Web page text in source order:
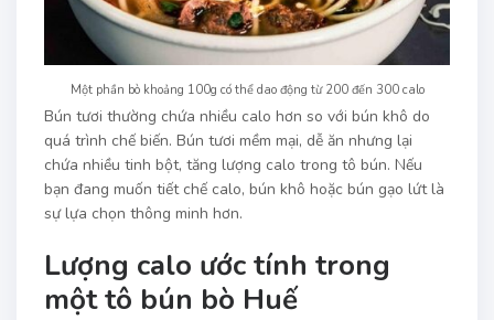
Một phần bò khoảng 100g có thể dao động từ 200 đến 300 calo
Bún tươi thường chứa nhiều calo hơn so với bún khô do
quá trình chế biến. Bún tươi mềm mại, dễ ăn nhưng lại
chứa nhiều tinh bột, tăng lượng calo trong tô bún. Nếu
bạn đang muốn tiết chế calo, bún khô hoặc bún gạo lứt là
sự lựa chọn thông minh hơn.
Lượng calo ước tính trong
một tô bún bò Huế